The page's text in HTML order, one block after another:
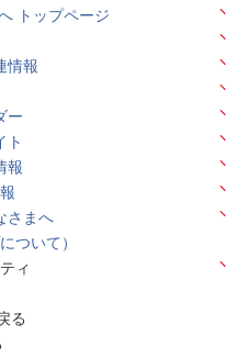
トップページ
情報
ー
ト
報
さまへ
ついて）
ィ
る